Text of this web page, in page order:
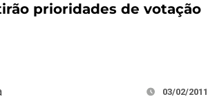
prioridades de votação
03/02/2011